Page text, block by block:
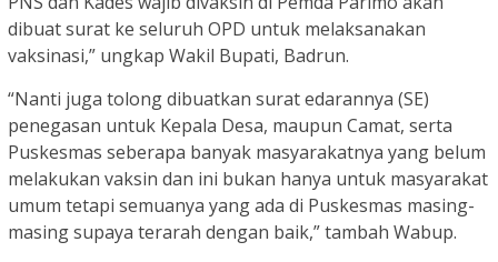
dibuat surat ke seluruh OPD untuk melaksanakan
vaksinasi,” ungkap Wakil Bupati, Badrun.
“Nanti juga tolong dibuatkan surat edarannya (SE)
penegasan untuk Kepala Desa, maupun Camat, serta
Puskesmas seberapa banyak masyarakatnya yang belum
melakukan vaksin dan ini bukan hanya untuk masyarakat
umum tetapi semuanya yang ada di Puskesmas masing-
masing supaya terarah dengan baik,” tambah Wabup.